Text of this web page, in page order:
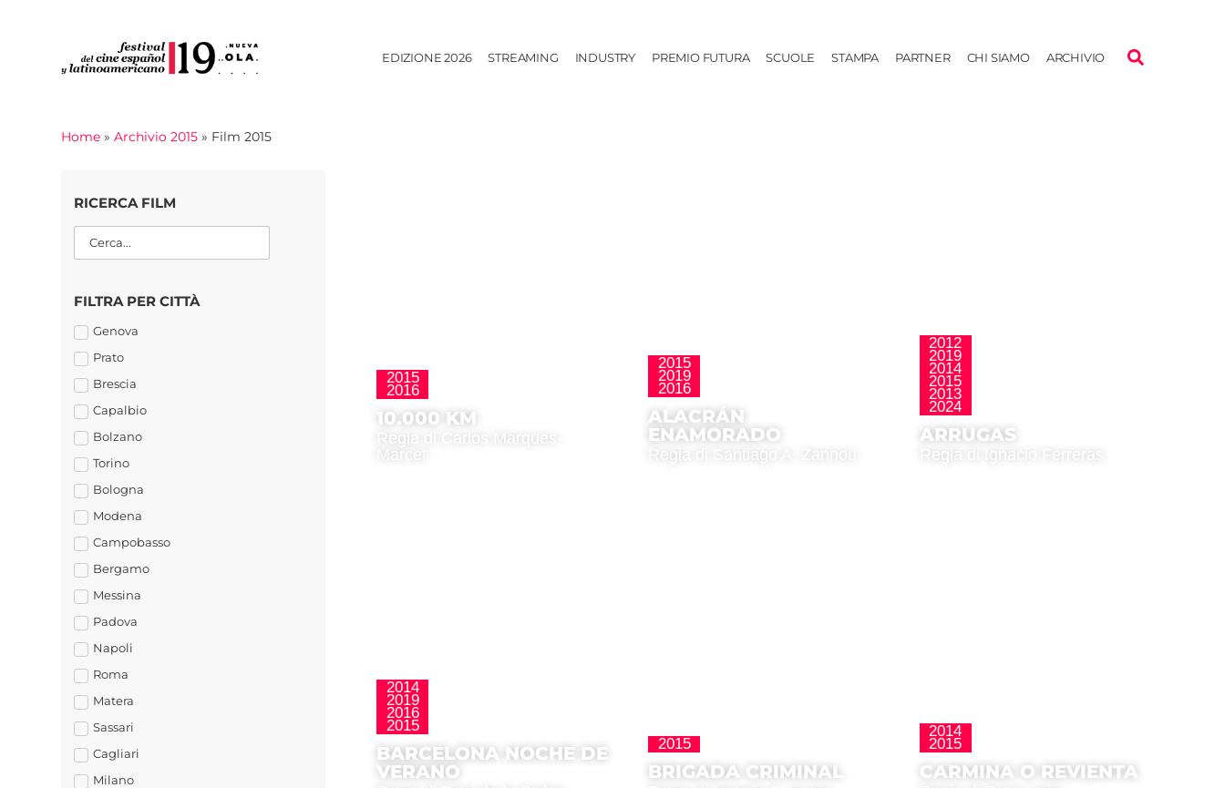
EDIZIONE 2026 STREAMING INDUSTRY PREMIO FUTURA SCUOLE STAMPA PARTNER CHI SIAMO ARCHIVIO
Home »Archivio 2015 » Film 2015
RICERCA FILM
FILTRA PER CITTÀ
Genova
Prato
Brescia
Capalbio
Bolzano
Torino
Bologna
Modena
Campobasso
Bergamo
Messina
Padova
Napoli
Roma
Matera
Sassari
Cagliari
Milano
2015
2016
10.000 KM
2015
2019
2016
ALACRÁN
ENAMORADO
Regia di Santiago A. Zannou
2012
2019
2014
2015
2013
2024
ARRUGAS
2014
2019
2016
2015
BARCELONA NOCHE DE
VERANO
2015
BRIGADA CRIMINAL
2014
2015
CARMINA O REVIENTA